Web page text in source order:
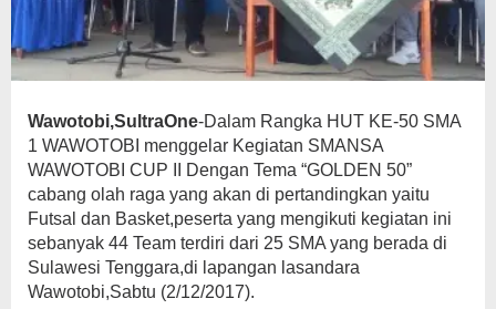
Wawotobi,SultraOne-Dalam Rangka HUT KE-50 SMA
1 WAWOTOBI menggelar Kegiatan SMANSA
WAWOTOBI CUP II Dengan Tema “GOLDEN 50”
cabang olah raga yang akan di pertandingkan yaitu
Futsal dan Basket,peserta yang mengikuti kegiatan ini
sebanyak 44 Team terdiri dari 25 SMA yang berada di
Sulawesi Tenggara,di lapangan lasandara
Wawotobi,Sabtu (2/12/2017).